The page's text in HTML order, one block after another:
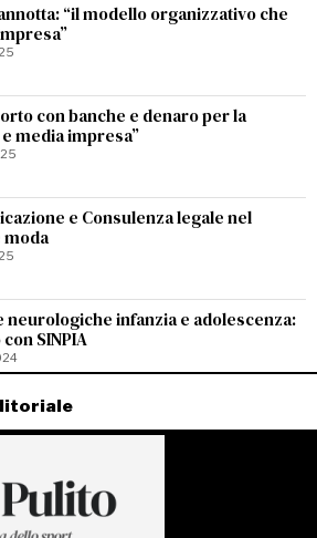
“il modello organizzativo che
con banche e denaro per la
media impresa”
e Consulenza legale nel
neurologiche infanzia e adolescenza:
SINPIA